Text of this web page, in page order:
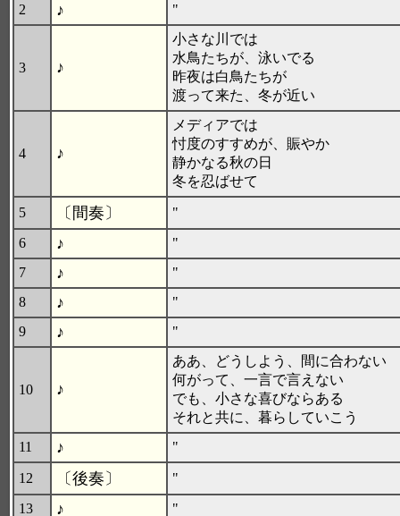
2
♪ "
3 ♪
小さな川では
水鳥たちが、泳いでる
昨夜は白鳥たちが
渡って来た、冬が近い
4 ♪
メディアでは
忖度のすすめが、賑やか
静かなる秋の日
冬を忍ばせて
5 〔間奏〕
"
6
♪
"
7
♪
"
8
♪
"
9
♪ "
10 ♪
ああ、どうしよう、間に合わない
何がって、一言で言えない
でも、小さな喜びならある
それと共に、暮らしていこう
11
♪ "
12 〔後奏〕
"
13
♪
"